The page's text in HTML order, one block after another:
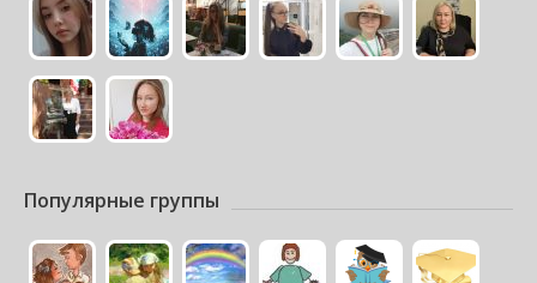
Популярные группы